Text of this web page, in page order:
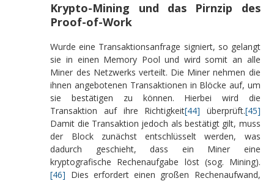
Krypto-Mining und das Pirnzip des
Proof-of-Work
Wurde eine Transaktionsanfrage signiert, so gelangt
sie in einen Memory Pool und wird somit an alle
Miner des Netzwerks verteilt. Die Miner nehmen die
ihnen angebotenen Transaktionen in Blöcke auf, um
sie bestätigen zu können. Hierbei wird die
Transaktion auf ihre Richtigkeit[44] überprüft.[45]
Damit die Transaktion jedoch als bestätigt gilt, muss
der Block zunächst entschlüsselt werden, was
dadurch geschieht, dass ein Miner eine
kryptografische Rechenaufgabe löst (sog. Mining).
[46] Dies erfordert einen großen Rechenaufwand,